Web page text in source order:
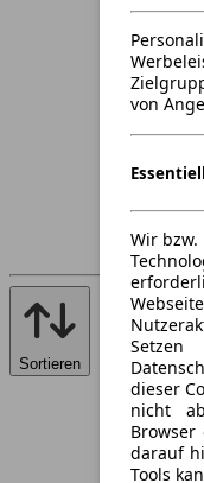
von
Wir
Setzen
dieser
nicht
Browser
darauf
Tools
Sortieren